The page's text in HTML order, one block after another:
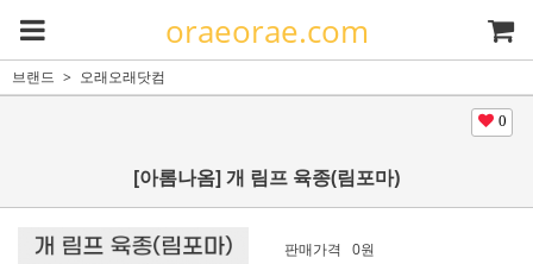
oraeorae.com
브랜드 오래오래닷컴
0
[아롬나옴] 개 림프 육종(림포마)
판매가격 0원